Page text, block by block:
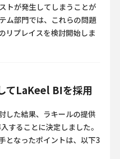
トが発生してしまうことが
ム部門では、これらの問題
リプレイスを検討開始しま
てLaKeel BIを採用
した結果、ラキールの提供
することに決定しました。
となったポイントは、以下3